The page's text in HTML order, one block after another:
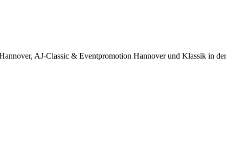
AJ-Classic & Eventpromotion Hannover und Klassik in